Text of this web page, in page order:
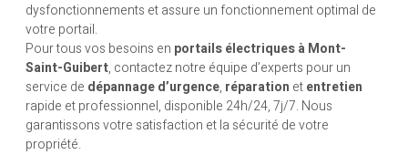
dysfonctionnements et assure un fonctionnement optimal de
votre portail.
Pour tous vos besoins en portails électriques à Mont-
Saint-Guibert, contactez notre équipe d’experts pour un
service de dépannage d’urgence, réparation etentretien
rapide et professionnel, disponible 24h/24, 7j/7. Nous
garantissons votre satisfaction et la sécurité de votre
propriété.